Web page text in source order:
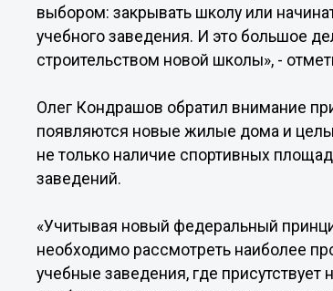
выбором: закрывать школу или
учебного заведения. И это большое
строительством новой школы», -
Олег Кондрашов обратил внимание
появляются новые жилые дома и
не только наличие спортивных
заведений.
«Учитывая новый федеральный
необходимо рассмотреть наиболее
учебные заведения, где